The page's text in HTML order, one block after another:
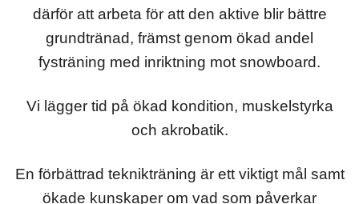
därför att arbeta för att den aktive blir bättre
grundtränad, främst genom ökad andel
fysträning med inriktning mot snowboard.
Vi lägger tid på ökad kondition, muskelstyrka
och akrobatik.
En förbättrad teknikträning är ett viktigt mål samt
ökade kunskaper om vad som påverkar